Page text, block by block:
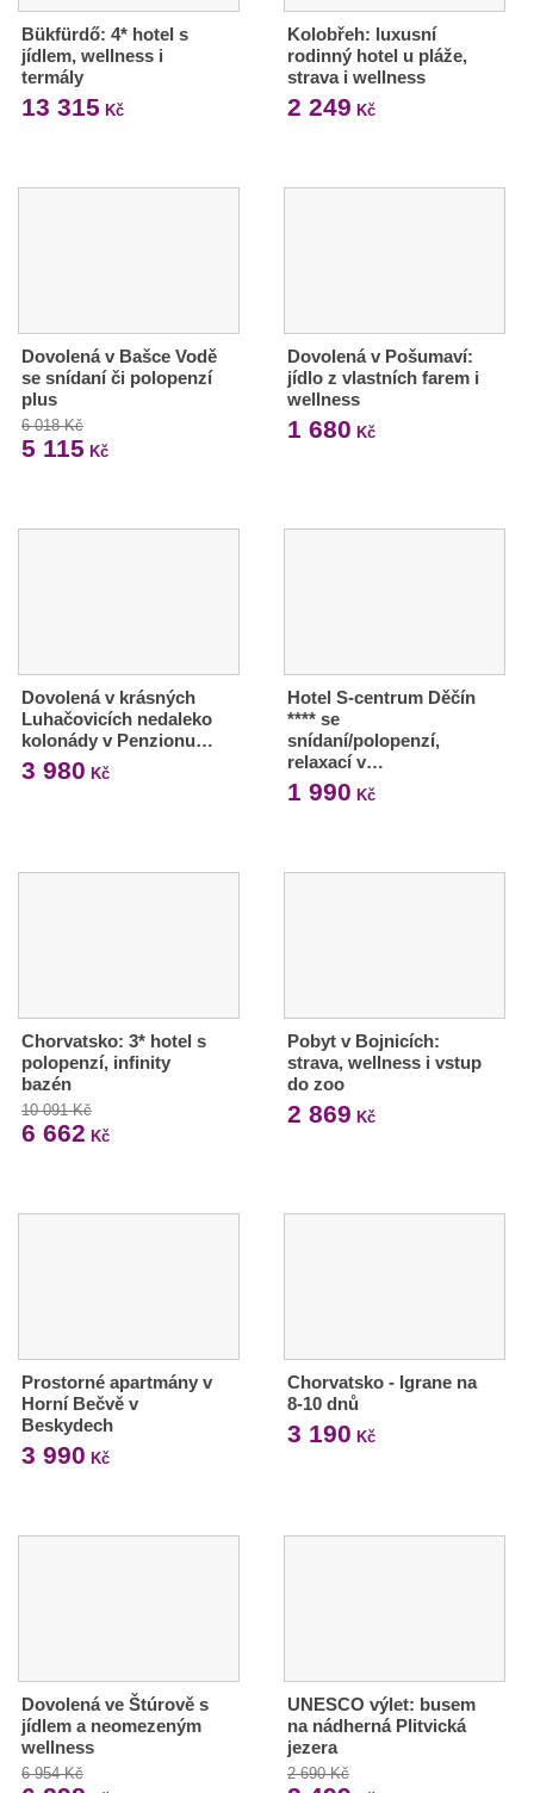
Bükfürdő: 4* hotel s
jídlem, wellness i
termály
13 315 Kč
Kolobřeh: luxusní
rodinný hotel u pláže,
strava i wellness
2 249 Kč
Dovolená v Bašce Vodě
se snídaní či polopenzí
plus
6 018 Kč
5 115 Kč
Dovolená v Pošumaví:
jídlo z vlastních farem i
wellness
1 680 Kč
Dovolená v krásných
Luhačovicích nedaleko
kolonády v Penzionu…
3 980 Kč
Hotel S-centrum Děčín
**** se
snídaní/polopenzí,
relaxací v…
1 990 Kč
Chorvatsko: 3* hotel s
polopenzí, infinity
bazén
10 091 Kč
6 662 Kč
Pobyt v Bojnicích:
strava, wellness i vstup
do zoo
2 869 Kč
Prostorné apartmány v
Horní Bečvě v
Beskydech
3 990 Kč
Chorvatsko - Igrane na
8-10 dnů
3 190 Kč
Dovolená ve Štúrově s
jídlem a neomezeným
wellness
6 954 Kč
UNESCO výlet: busem
na nádherná Plitvická
jezera
2 690 Kč